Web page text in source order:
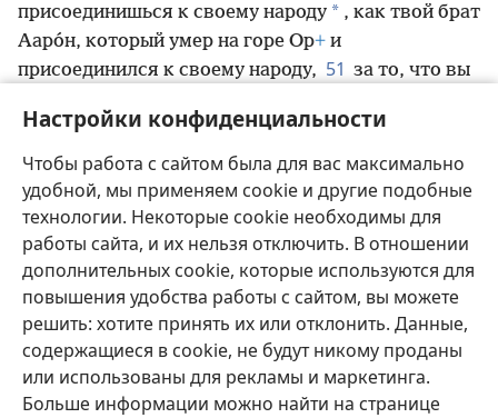
Настройки конфиденциальности
Чтобы работа с сайтом была для вас максимально
удобной, мы применяем cookie и другие подобные
технологии. Некоторые cookie необходимы для
работы сайта, и их нельзя отключить. В отношении
дополнительных cookie, которые используются для
повышения удобства работы с сайтом, вы можете
решить: хотите принять их или отклонить. Данные,
содержащиеся в cookie, не будут никому проданы
или использованы для рекламы и маркетинга.
Больше информации можно найти на странице
присоединишься к своему народу * , как твой брат
Ааро́н, который умер на горе Ор+ и
присоединился к своему народу, 51 за то, что вы
Каде́ша, в пустыне Цин, и не освятили меня перед
израильтянами +. 52 Ты увидишь издали землю,
которую я даю израильтянам, но не войдёшь в
неё+».
Русский Поделиться Настройки
Copyright© 2026 Watch Tower Bible and Tract Society of Pennsylvania
Условия использования
Политика конфиденциальности
Настройки конфиденциальности
JW.ORG Войти